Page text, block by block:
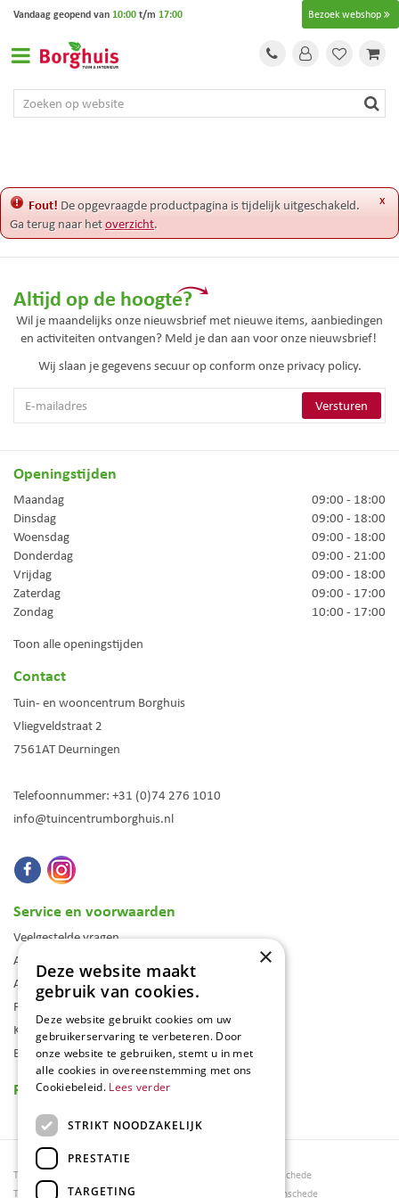
e
t
Bezoek webshop
Vandaag geopend van 10:00t/m 17:00
x
Fout! De opgevraagde productpagina is tijdelijk uitgeschakeld.
Ga terug naar hetoverzicht.
Altijd op de hoogte?
Wil je maandelijks onze nieuwsbrief met nieuwe items, aanbiedingen
en activiteiten ontvangen? Meld je dan aan voor onze nieuwsbrief!
Wij slaan je gegevens secuur op conform onze privacy policy.
Openingstijden
Maandag
09:00 - 18:00
Dinsdag
09:00 - 18:00
Woensdag
09:00 - 18:00
Donderdag
09:00 - 21:00
Vrijdag
09:00 - 18:00
Zaterdag
09:00 - 17:00
Zondag
10:00 - 17:00
Toon alle openingstijden
Contact
Tuin- en wooncentrum Borghuis
Vliegveldstraat 2
7561AT Deurningen
Telefoonnummer: +31 (0)74 276 1010
info@tuincentrumborghuis.nl
Service en voorwaarden
Veelgestelde vragen
Algemene voorwaarden
Assortiment
Folder
Klantenkaart
Blog
Reviews
Tuincentrum Borghuis
Tuinmeubels
Tuinmeubels Enschede
Tuinmeubelen Enschede
×
Deze website maakt
gebruik van cookies.
Deze website gebruikt cookies om uw
gebruikerservaring te verbeteren. Door
onze website te gebruiken, stemt u in met
alle cookies in overeenstemming met ons
Cookiebeleid. Lees verder
STRIKT NOODZAKELIJK
PRESTATIE
TARGETING